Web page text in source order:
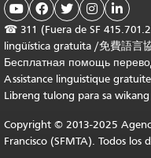
    
☎ 311 (Fuera de SF
lingüística gratuita /免費語言
Бесплатная помощь
Assistance linguistique gratuite
Libreng tulong para sa
Copyright © 2013-2025
Francisco (SFMTA). Todos los